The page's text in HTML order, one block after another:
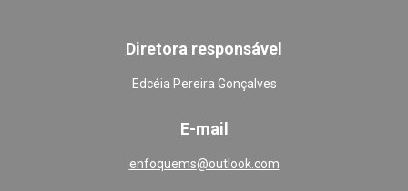
Diretora responsável
Edcéia Pereira Gonçalves
E-mail
enfoquems@outlook.com